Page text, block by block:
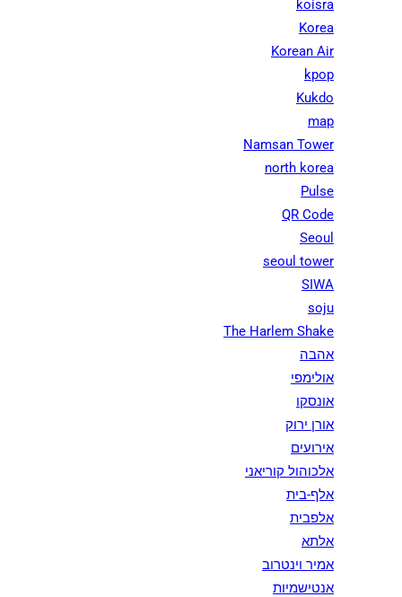
koisra
Korea
Korean Air
kpop
Kukdo
map
Namsan Tower
north korea
Pulse
QR Code
Seoul
seoul tower
SIWA
soju
The Harlem Shake
אהבה
אולימפי
אונסקו
אורן ירוק
אירועים
אלכוהול קוריאני
אלף-בית
אלפבית
אלתא
אמיר וינטרוב
אנטישמיות